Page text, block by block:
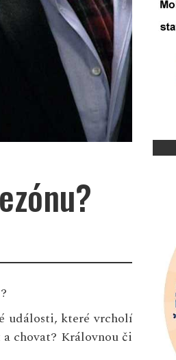
události, které vrcholí
chovat? Královnou či